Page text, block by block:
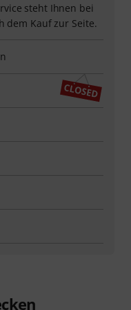
steht Ihnen bei
dem Kauf zur Seite.